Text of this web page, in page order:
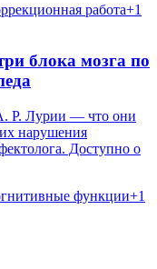
работа+1
блока мозга по
Р. Лурии — что они
нарушения
Доступно о
функции+1